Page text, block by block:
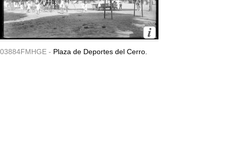
03884FMHGE - Plaza de Deportes del Cerro.